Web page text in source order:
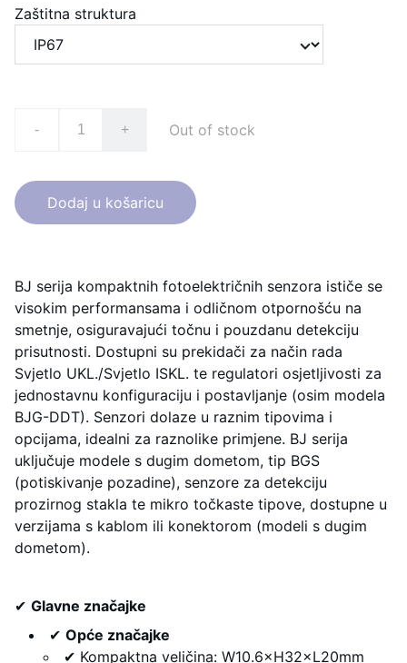
Zaštitna struktura
- + Out of stock
Dodaj u košaricu
BJ serija kompaktnih fotoelektričnih senzora ističe se
visokim performansama i odličnom otpornošću na
smetnje, osiguravajući točnu i pouzdanu detekciju
prisutnosti. Dostupni su prekidači za način rada
Svjetlo UKL./Svjetlo ISKL. te regulatori osjetljivosti za
jednostavnu konfiguraciju i postavljanje (osim modela
BJG-DDT). Senzori dolaze u raznim tipovima i
opcijama, idealni za raznolike primjene. BJ serija
uključuje modele s dugim dometom, tip BGS
(potiskivanje pozadine), senzore za detekciju
prozirnog stakla te mikro točkaste tipove, dostupne u
verzijama s kablom ili konektorom (modeli s dugim
dometom).
✔ Glavne značajke
✔ Opće značajke
✔ Kompaktna veličina: W10.6×H32×L20mm